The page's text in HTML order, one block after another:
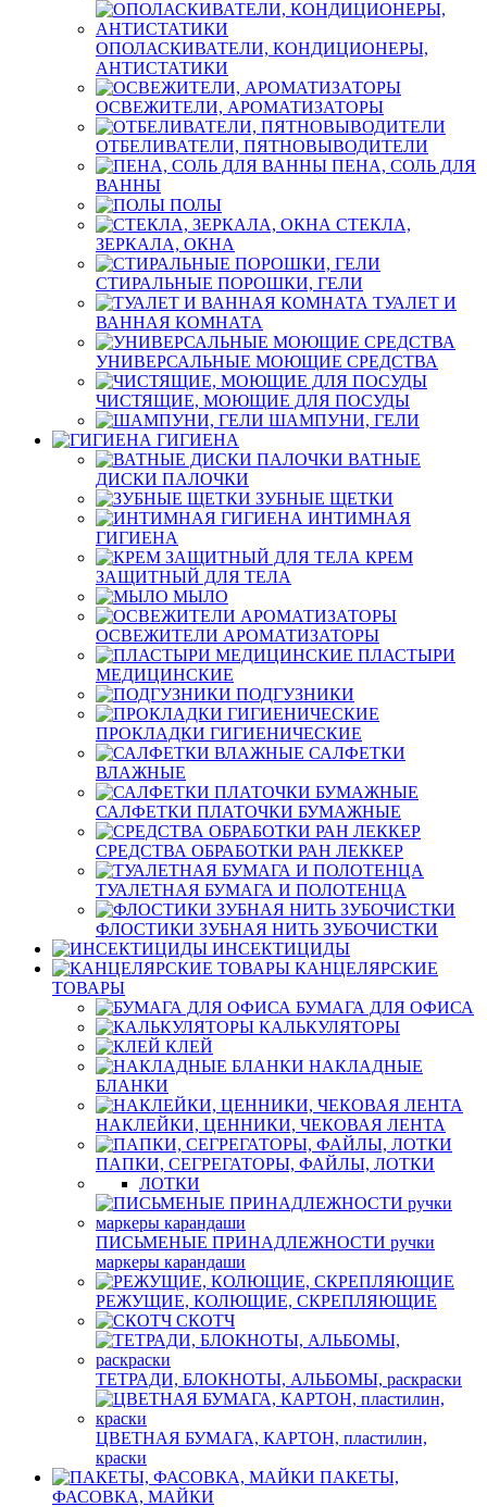
ОПОЛАСКИВАТЕЛИ, КОНДИЦИОНЕРЫ,
АНТИСТАТИКИ
ОСВЕЖИТЕЛИ, АРОМАТИЗАТОРЫ
ОТБЕЛИВАТЕЛИ, ПЯТНОВЫВОДИТЕЛИ
ПЕНА, СОЛЬ ДЛЯ
ВАННЫ
ПОЛЫ
СТЕКЛА,
ЗЕРКАЛА, ОКНА
СТИРАЛЬНЫЕ ПОРОШКИ, ГЕЛИ
ТУАЛЕТ И
ВАННАЯ КОМНАТА
УНИВЕРСАЛЬНЫЕ МОЮЩИЕ СРЕДСТВА
ЧИСТЯЩИЕ, МОЮЩИЕ ДЛЯ ПОСУДЫ
ШАМПУНИ, ГЕЛИ
ГИГИЕНА
ВАТНЫЕ
ДИСКИ ПАЛОЧКИ
ЗУБНЫЕ ЩЕТКИ
ИНТИМНАЯ
ГИГИЕНА
КРЕМ
ЗАЩИТНЫЙ ДЛЯ ТЕЛА
МЫЛО
ОСВЕЖИТЕЛИ АРОМАТИЗАТОРЫ
ПЛАСТЫРИ
МЕДИЦИНСКИЕ
ПОДГУЗНИКИ
ПРОКЛАДКИ ГИГИЕНИЧЕСКИЕ
САЛФЕТКИ
ВЛАЖНЫЕ
САЛФЕТКИ ПЛАТОЧКИ БУМАЖНЫЕ
СРЕДСТВА ОБРАБОТКИ РАН ЛЕККЕР
ТУАЛЕТНАЯ БУМАГА И ПОЛОТЕНЦА
ФЛОСТИКИ ЗУБНАЯ НИТЬ ЗУБОЧИСТКИ
ИНСЕКТИЦИДЫ
КАНЦЕЛЯРСКИЕ
ТОВАРЫ
БУМАГА ДЛЯ ОФИСА
КАЛЬКУЛЯТОРЫ
КЛЕЙ
НАКЛАДНЫЕ
БЛАНКИ
НАКЛЕЙКИ, ЦЕННИКИ, ЧЕКОВАЯ ЛЕНТА
ПАПКИ, СЕГРЕГАТОРЫ, ФАЙЛЫ, ЛОТКИ
ЛОТКИ
ПИСЬМЕНЫЕ ПРИНАДЛЕЖНОСТИ ручки
маркеры карандаши
РЕЖУЩИЕ, КОЛЮЩИЕ, СКРЕПЛЯЮЩИЕ
СКОТЧ
ТЕТРАДИ, БЛОКНОТЫ, АЛЬБОМЫ, раскраски
ЦВЕТНАЯ БУМАГА, КАРТОН, пластилин,
краски
ПАКЕТЫ,
ФАСОВКА, МАЙКИ